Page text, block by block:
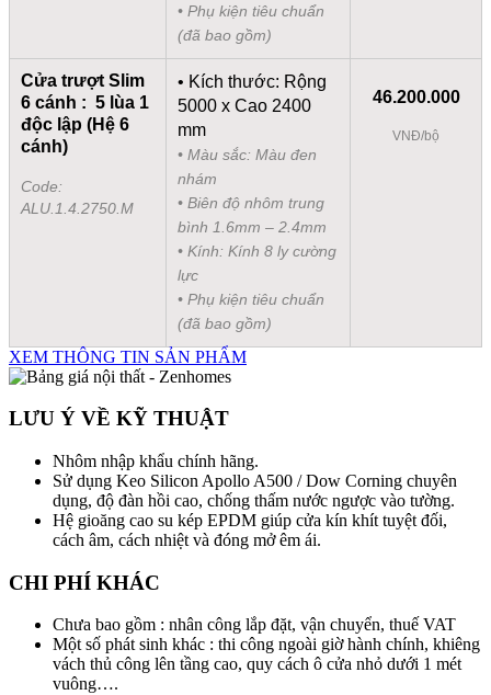
• Phụ kiện tiêu chuẩn
(đã bao gồm)
Cửa trượt Slim
6 cánh : 5 lùa 1
độc lập (Hệ 6
cánh)
Code:
ALU.1.4.2750.M
• Kích thước: Rộng
5000 x Cao 2400
mm
• Màu sắc: Màu đen
nhám
• Biên độ nhôm trung
bình 1.6mm – 2.4mm
• Kính: Kính 8 ly cường
lực
• Phụ kiện tiêu chuẩn
(đã bao gồm)
46.200.000
VNĐ/bộ
XEM THÔNG TIN SẢN PHẨM
LƯU Ý VỀ KỸ THUẬT
Nhôm nhập khẩu chính hãng.
Sử dụng Keo Silicon Apollo A500 / Dow Corning chuyên
dụng, độ đàn hồi cao, chống thấm nước ngược vào tường.
Hệ gioăng cao su kép EPDM giúp cửa kín khít tuyệt đối,
cách âm, cách nhiệt và đóng mở êm ái.
CHI PHÍ KHÁC
Chưa bao gồm : nhân công lắp đặt, vận chuyển, thuế VAT
Một số phát sinh khác : thi công ngoài giờ hành chính, khiêng
vách thủ công lên tầng cao, quy cách ô cửa nhỏ dưới 1 mét
vuông….